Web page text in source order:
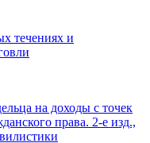
течениях и